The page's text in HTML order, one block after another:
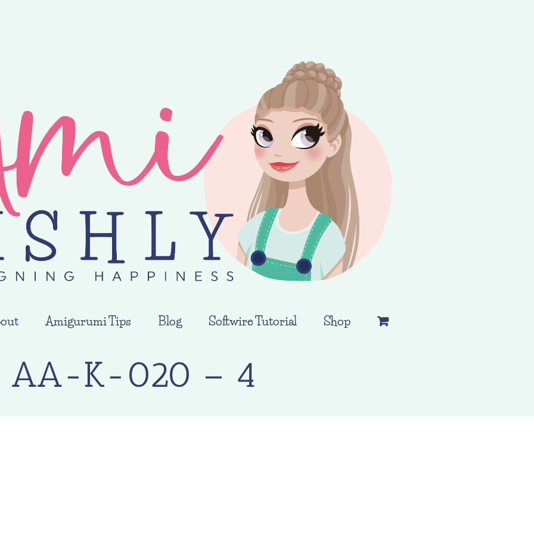
Amigurumi Tips Blog Softwire Tutorial Shop
AA-K-020 – 4
ontvang je 25% korting op alle losse Amilishly patronen bij een minimale besteding van €10,-. Geldig tot en met